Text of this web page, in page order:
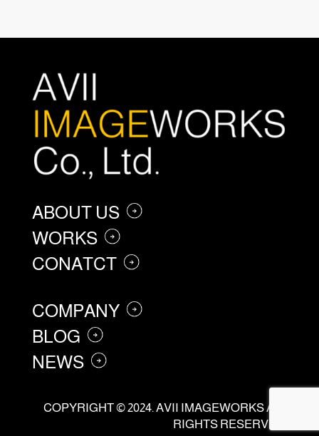
ABOUT US
WORKS
CONATCT
COMPANY
BLOG
NEWS
COPYRIGHT © 2024. AVII IMAGEWORKS ALL
RIGHTS RESERVED.